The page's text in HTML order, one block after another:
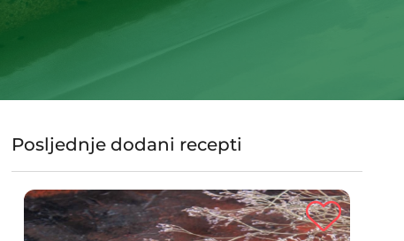
Posljednje dodani recepti